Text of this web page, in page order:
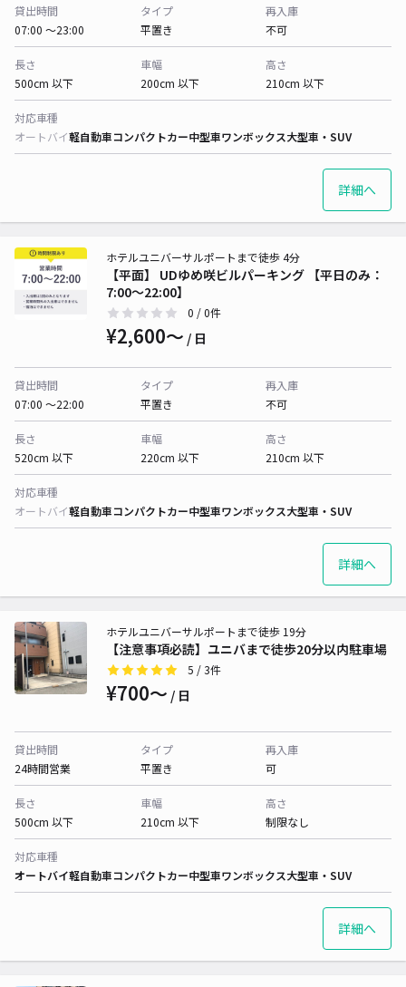
貸出時間
07:00 〜23:00
タイプ
平置き
再入庫
不可
長さ
500cm 以下
車幅
200cm 以下
高さ
210cm 以下
対応車種
オートバイ軽自動車コンパクトカー中型車ワンボックス大型車・SUV
詳細へ
【平面】 UDゆめ咲ビルパーキング 【平日のみ：
7:00〜22:00】
ホテルユニバーサルポートまで徒歩 4分
0 / 0件
¥2,600〜 / 日
貸出時間
07:00 〜22:00
タイプ
平置き
再入庫
不可
長さ
520cm 以下
車幅
220cm 以下
高さ
210cm 以下
対応車種
オートバイ軽自動車コンパクトカー中型車ワンボックス大型車・SUV
詳細へ
【注意事項必読】ユニバまで徒歩20分以内駐車場
ホテルユニバーサルポートまで徒歩 19分
5 / 3件
¥700〜 / 日
貸出時間
24時間営業
タイプ
平置き
再入庫
可
長さ
500cm 以下
車幅
210cm 以下
高さ
制限なし
対応車種
オートバイ軽自動車コンパクトカー中型車ワンボックス大型車・SUV
詳細へ